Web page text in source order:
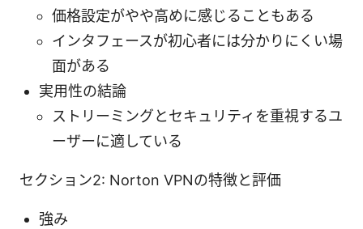
価格設定がやや高めに感じることもある
インタフェースが初心者には分かりにくい場
面がある
実用性の結論
ストリーミングとセキュリティを重視するユ
ーザーに適している
セクション2: Norton VPNの特徴と評価
強み